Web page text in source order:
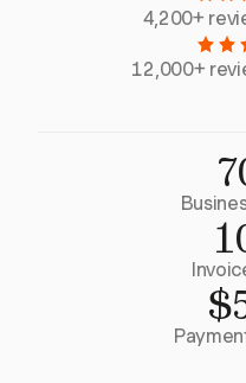
4,200+
12,000+